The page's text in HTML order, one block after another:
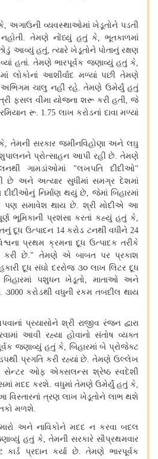
, અગાઉની વ્યવસ્થાઓમાં ખેડૂતોને પડતી
. તેમણે નોંધ્યું હતું કે, ભૂતકાળમાં
આવ્યું હતું, ત્યારે ખેડૂતોને પોતાનું રક્ષણ
હતાં.તેમણે ભારપૂર્વક જણાવ્યું હતું કે,
માં લોકોનાં આશીર્વાદ મળ્યાં પછી તેમણે
ચાલુ નહીં રહે.તેમણે ઉમેર્યું હતું
ફસલ વીમા યોજના શરૂ કરી હતી,જે
રૂ. 1.75 લાખ કરોડનાં દાવા મળ્યાં
, તેમની સરકાર જમીનવિહોણા અને લઘુ
પ્રોત્સાહન આપી રહી છે. તેમણે
ગામડાંઓમાં "લખપતિ દીદીઓ"
છે અને અત્યાર સુધીમાં સમગ્ર દેશમાં
દીદીઓનું નિર્માણ થયું છે, જેમાં બિહારમાં
પણ સમાવેશ થાય છે. શ્રી મોદીએ આ
ભૂમિકાની પ્રશંસા કરતાં કહ્યું હતું કે,
દૂધ ઉત્પાદન 14કરોડ ટનથી વધીને24
પ્રથમ ક્રમના દૂધ ઉત્પાદક તરીકે
કરી છે." તેમણે એ બાબત પર પ્રકાશ
દૂધ સંઘો દરરોજ ૩૦ લાખ લિટર દૂધ
પશુધન ખેડૂતો, માતાઓ અને
. ૩000 કરોડથી વધુની રકમ તબદીલ થાય
પ્રયાસોને શ્રી રાજીવ રંજન દ્વારા
આવી રહ્યા હોવાનો સંતોષ વ્યક્ત
જણાવ્યું હતું કે, બિહારમાં બે પ્રોજેક્ટ
પ્રગતિ કરી રહ્યાં છે.તેમણે ઉલ્લેખ
સેન્ટર ઓફ એક્સલન્સ શ્રેષ્ઠ સ્વદેશી
મદદ કરશે. વધુમાં તેમણે ઉમેર્યું હતું કે,
આ વિસ્તારનાં ત્રણ લાખ ખેડૂતોને લાભ થશે
મળશે.
અને નાવિકોને મદદ ન કરવા બદલ
હતું કે, તેમની સરકારે સૌપ્રથમવાર
કાર્ડ પ્રદાન કર્યા છે.તેમણે ભારપૂર્વક